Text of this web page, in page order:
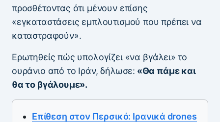
προσθέτοντας ότι μένουν επίσης
«εγκαταστάσεις εμπλουτισμού που πρέπει να
καταστραφούν».
Ερωτηθείς πώς υπολογίζει «να βγάλει» το
ουράνιο από το Ιράν, δήλωσε: «Θα πάμε και
θα το βγάλουμε».
Επίθεση στον Περσικό: Ιρανικά drones